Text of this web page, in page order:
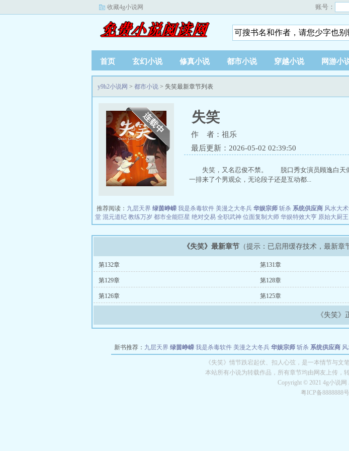
收藏4g小说网 账号：
首页 玄幻小说 修真小说 都市小说 穿越小说 网游小
y9h2小说网 > 都市小说 > 失笑最新章节列表
失笑
作 者：祖乐
最后更新：2026-05-02 02:39:50
失笑，又名忍俊不禁。 脱口秀女演员顾逸白天
一排来了个男观众，无论段子还是互动都...
推荐阅读： 九层天界 绿茵峥嵘 我是杀毒软件 美漫之大冬兵 华娱宗师 斩杀 系统供应商 风水大
堂 混元道纪 教练万岁 都市全能巨星 绝对交易 全职武神 位面复制大师 华娱特效大亨 原始大厨王
《失笑》最新章节 （提示：已启用缓存技术，最新
第132章 第131章
第129章 第128章
第126章 第125章
《失笑》
新书推荐： 九层天界 绿茵峥嵘 我是杀毒软件 美漫之大冬兵 华娱宗师 斩杀 系统供应商
都市全能巨星 绝对交易 全职武神 位面复制大师 华娱
长别打脸
《失笑》情节跌宕起伏、扣人心弦，是一本情节与文
本站所有小说为转载作品，所有章节均由网友上传，
Copyright © 2021 4g小说网
粤ICP备8888888